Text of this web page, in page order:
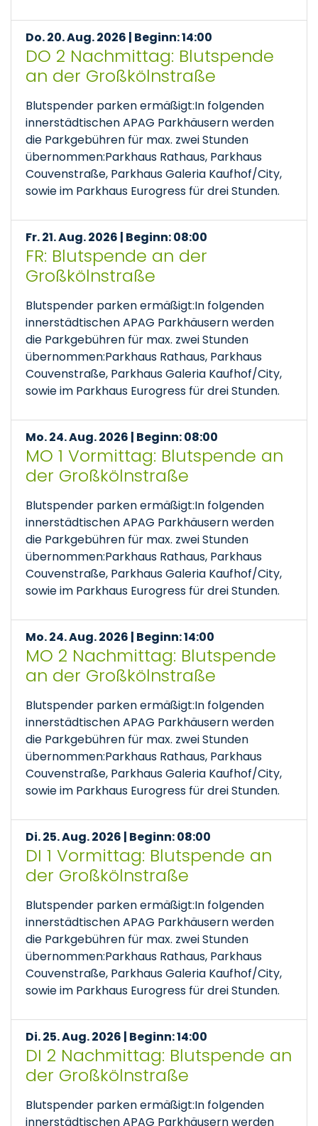
Do. 20. Aug. 2026 | Beginn: 14:00
DO 2 Nachmittag: Blutspende
an der Großkölnstraße
Blutspender parken ermäßigt:In folgenden
innerstädtischen APAG Parkhäusern werden
die Parkgebühren für max. zwei Stunden
übernommen:Parkhaus Rathaus, Parkhaus
Couvenstraße, Parkhaus Galeria Kaufhof/City,
sowie im Parkhaus Eurogress für drei Stunden.
Fr. 21. Aug. 2026 | Beginn: 08:00
FR: Blutspende an der
Großkölnstraße
Blutspender parken ermäßigt:In folgenden
innerstädtischen APAG Parkhäusern werden
die Parkgebühren für max. zwei Stunden
übernommen:Parkhaus Rathaus, Parkhaus
Couvenstraße, Parkhaus Galeria Kaufhof/City,
sowie im Parkhaus Eurogress für drei Stunden.
Mo. 24. Aug. 2026 | Beginn: 08:00
MO 1 Vormittag: Blutspende an
der Großkölnstraße
Blutspender parken ermäßigt:In folgenden
innerstädtischen APAG Parkhäusern werden
die Parkgebühren für max. zwei Stunden
übernommen:Parkhaus Rathaus, Parkhaus
Couvenstraße, Parkhaus Galeria Kaufhof/City,
sowie im Parkhaus Eurogress für drei Stunden.
Mo. 24. Aug. 2026 | Beginn: 14:00
MO 2 Nachmittag: Blutspende
an der Großkölnstraße
Blutspender parken ermäßigt:In folgenden
innerstädtischen APAG Parkhäusern werden
die Parkgebühren für max. zwei Stunden
übernommen:Parkhaus Rathaus, Parkhaus
Couvenstraße, Parkhaus Galeria Kaufhof/City,
sowie im Parkhaus Eurogress für drei Stunden.
Di. 25. Aug. 2026 | Beginn: 08:00
DI 1 Vormittag: Blutspende an
der Großkölnstraße
Blutspender parken ermäßigt:In folgenden
innerstädtischen APAG Parkhäusern werden
die Parkgebühren für max. zwei Stunden
übernommen:Parkhaus Rathaus, Parkhaus
Couvenstraße, Parkhaus Galeria Kaufhof/City,
sowie im Parkhaus Eurogress für drei Stunden.
Di. 25. Aug. 2026 | Beginn: 14:00
DI 2 Nachmittag: Blutspende an
der Großkölnstraße
Blutspender parken ermäßigt:In folgenden
innerstädtischen APAG Parkhäusern werden